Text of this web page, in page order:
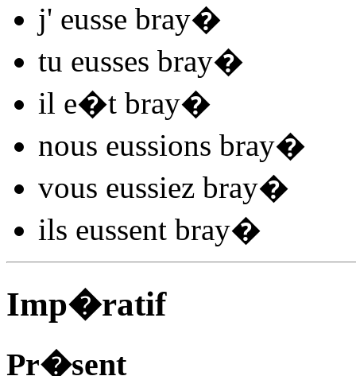
j' eusse bray�
tu eusses bray�
il e�t bray�
nous eussions bray�
vous eussiez bray�
ils eussent bray�
Imp�ratif
Pr�sent